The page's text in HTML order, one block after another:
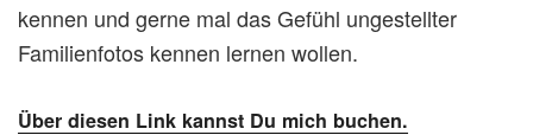
kennen und gerne mal das Gefühl ungestellter
Familienfotos kennen lernen wollen.
Über diesen Link kannst Du mich buchen.